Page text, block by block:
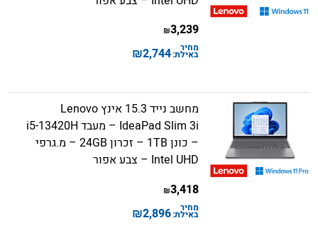
3,239
₪
מחיר
באילת:2,744
₪
מחשב נייד 15.3 אינץ Lenovo
IdeaPad Slim 3i – מעבד i5-13420H
– כונן 1TB – זכרון 24GB – מ.גרפי
Intel UHD – צבע אפור
3,418
₪
מחיר
באילת:2,896
₪